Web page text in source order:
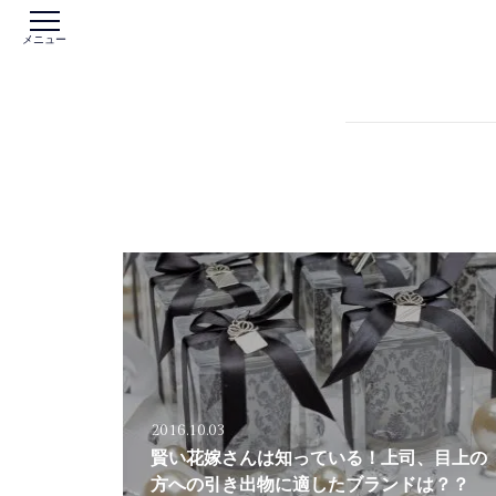
メニュー
2016.10.03
賢い花嫁さんは知っている！上司、目上の
方への引き出物に適したブランドは？？